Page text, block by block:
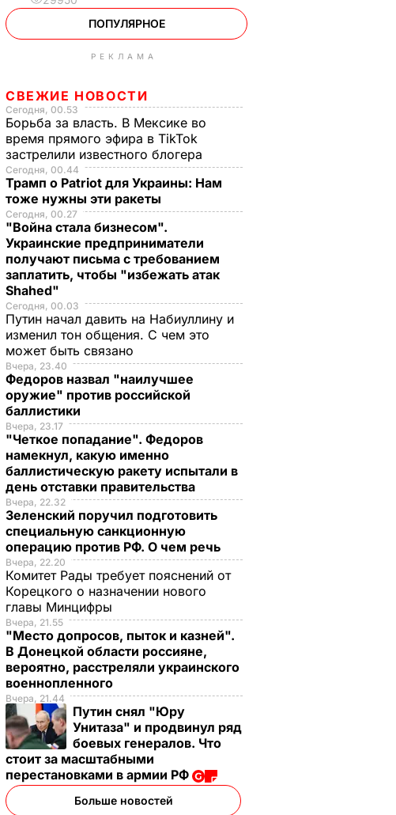
то, что
жару.
БУЛЬВАР
"Хрустящие
снаружи и нежные
внутри". Самые
вкусные жареные
кабачки
6 августа, 18.09
ПОПУЛЯРНОЕ
РЕКЛАМА
СВЕЖИЕ НОВОСТИ
Сегодня, 00.53
Борьба за власть. В Мексике во
время прямого эфира в TikTok
застрелили известного блогера
Сегодня, 00.44
Трамп о Patriot для Украины: Нам
тоже нужны эти ракеты
Сегодня, 00.27
"Война стала бизнесом".
Украинские предприниматели
получают письма с требованием
заплатить, чтобы "избежать атак
Shahed"
Сегодня, 00.03
Путин начал давить на Набиуллину и
изменил тон общения. С чем это
может быть связано
Вчера, 23.40
Федоров назвал "наилучшее
оружие" против российской
баллистики
Вчера, 23.17
"Четкое попадание". Федоров
намекнул, какую именно
баллистическую ракету испытали в
день отставки правительства
Вчера, 22.32
Зеленский поручил подготовить
специальную санкционную
операцию против РФ. О чем речь
Вчера, 22.20
Комитет Рады требует пояснений от
Корецкого о назначении нового
главы Минцифры
Вчера, 21.55
"Место допросов, пыток и казней".
В Донецкой области россияне,
вероятно, расстреляли украинского
военнопленного
Вчера, 21.44
Путин снял "Юру
Унитаза" и продвинул ряд
боевых генералов. Что
стоит за масштабными
перестановками в армии РФ
Больше новостей